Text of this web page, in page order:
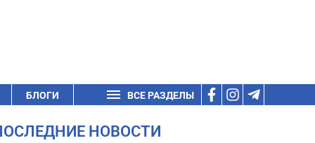
БЛОГИ ВСЕ РАЗДЕЛЫ
НОВОСТИ